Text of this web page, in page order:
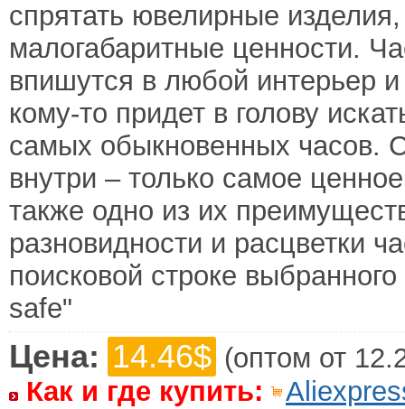
спрятать ювелирные
малогабаритные ценности.
впишутся в любой интерьер
кому-то придет в голову
самых обыкновенных часов.
внутри – только самое
также одно из их
разновидности и расцветки
поисковой строке
safe"
Цена: 14.46$ (оптом от
Как и где купить: